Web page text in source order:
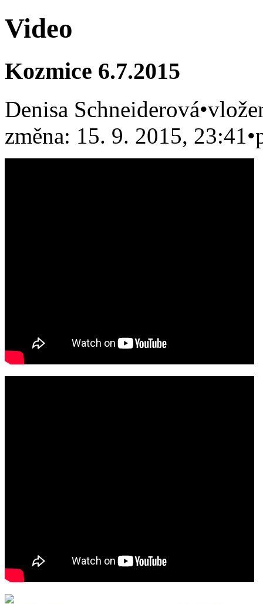
Video
Kozmice 6.7.2015
Denisa Schneiderová•
změna: 15. 9. 2015, 23:41 •